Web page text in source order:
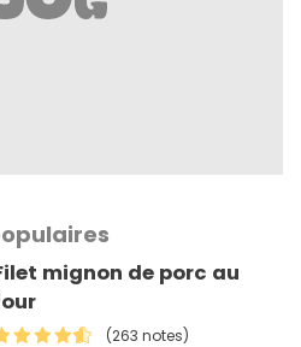
mignon de porc au
(263 notes)